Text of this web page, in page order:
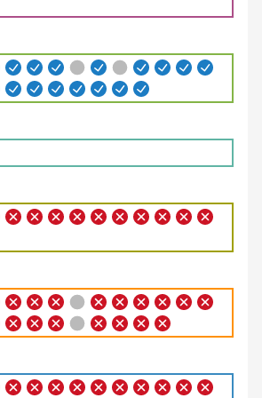
Judith glp GL
ZH
Samuel SP S
VD
Kathrin glp GL
BE
Marianne Mitte M-E
AG
Prisca SP S
Frédéric FDP RL
VD
Jacques FDP RL FR
Philipp
Mitte M-E VS
Florence GRÜNE G